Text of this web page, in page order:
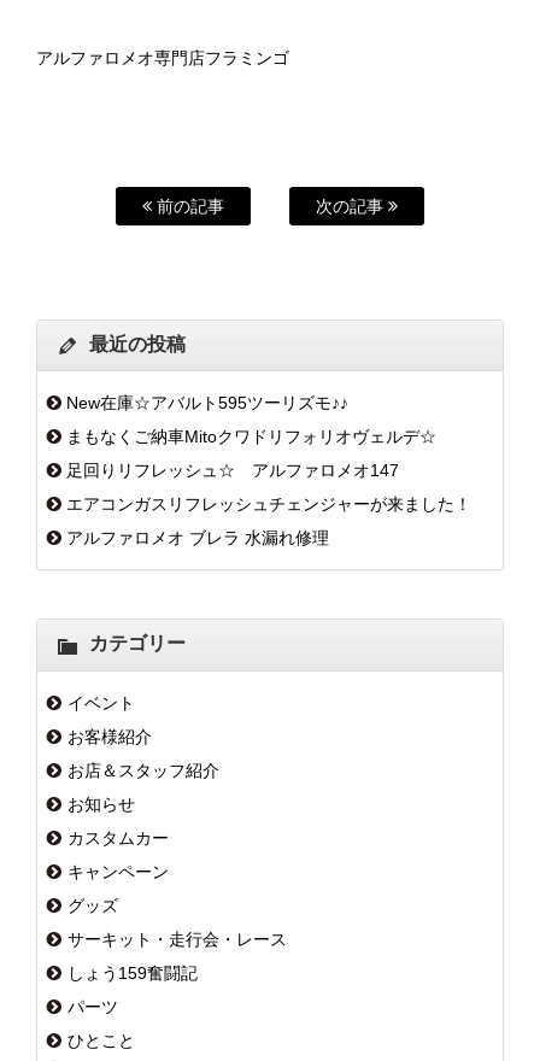
アルファロメオ専門店フラミンゴ
前の記事 次の記事
最近の投稿
New在庫☆アバルト595ツーリズモ♪♪
まもなくご納車Mitoクワドリフォリオヴェルデ☆
足回りリフレッシュ☆ アルファロメオ147
エアコンガスリフレッシュチェンジャーが来ました！
アルファロメオ ブレラ 水漏れ修理
カテゴリー
イベント
お客様紹介
お店＆スタッフ紹介
お知らせ
カスタムカー
キャンペーン
グッズ
サーキット・走行会・レース
しょう159奮闘記
パーツ
ひとこと